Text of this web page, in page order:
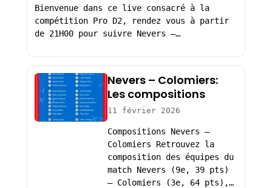
Bienvenue dans ce live consacré à la
compétition Pro D2, rendez vous à partir
de 21H00 pour suivre Nevers –…
Nevers – Colomiers:
Les compositions
11 février 2026
Compositions Nevers –
Colomiers Retrouvez la
composition des équipes du
match Nevers (9e, 39 pts)
– Colomiers (3e, 64 pts),…